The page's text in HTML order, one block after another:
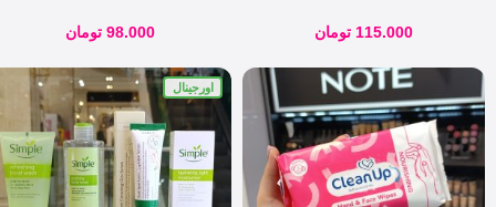
115.000 تومان
98.000 تومان
اورجینال